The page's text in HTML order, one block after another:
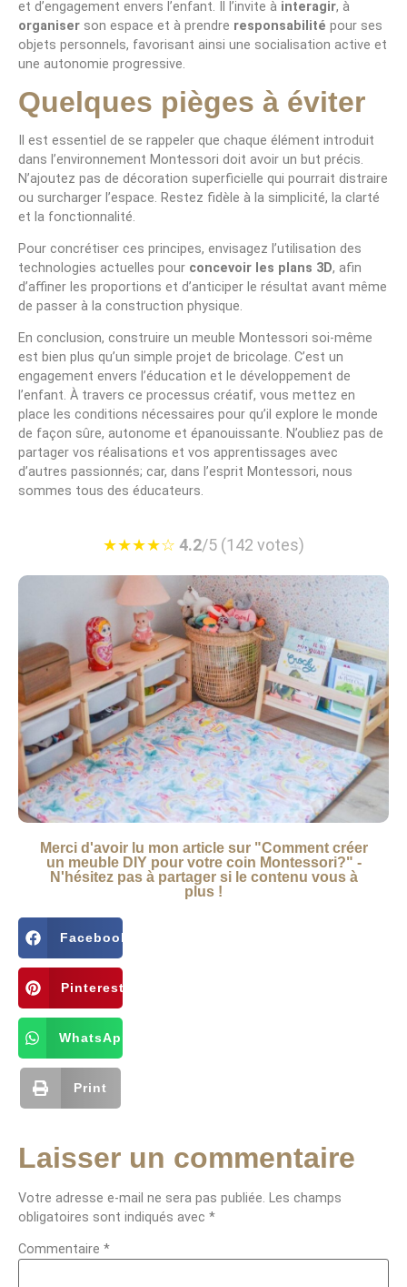
et d’engagement envers l’enfant. Il l’invite à interagir, à
organiser son espace et à prendre responsabilité pour ses
objets personnels, favorisant ainsi une socialisation active et
une autonomie progressive.
Quelques pièges à éviter
Il est essentiel de se rappeler que chaque élément introduit
dans l’environnement Montessori doit avoir un but précis.
N’ajoutez pas de décoration superficielle qui pourrait distraire
ou surcharger l’espace. Restez fidèle à la simplicité, la clarté
et la fonctionnalité.
Pour concrétiser ces principes, envisagez l’utilisation des
technologies actuelles pour concevoir les plans 3D, afin
d’affiner les proportions et d’anticiper le résultat avant même
de passer à la construction physique.
En conclusion, construire un meuble Montessori soi-même
est bien plus qu’un simple projet de bricolage. C’est un
engagement envers l’éducation et le développement de
l’enfant. À travers ce processus créatif, vous mettez en
place les conditions nécessaires pour qu’il explore le monde
de façon sûre, autonome et épanouissante. N’oubliez pas de
partager vos réalisations et vos apprentissages avec
d’autres passionnés; car, dans l’esprit Montessori, nous
sommes tous des éducateurs.
★★★★☆ 4.2/5 (142 votes)
Merci d'avoir lu mon article sur "Comment créer
un meuble DIY pour votre coin Montessori?" -
N'hésitez pas à partager si le contenu vous à
plus !
Facebook
Pinterest
WhatsApp
Print
Laisser un commentaire
Votre adresse e-mail ne sera pas publiée. Les champs
obligatoires sont indiqués avec *
Commentaire *